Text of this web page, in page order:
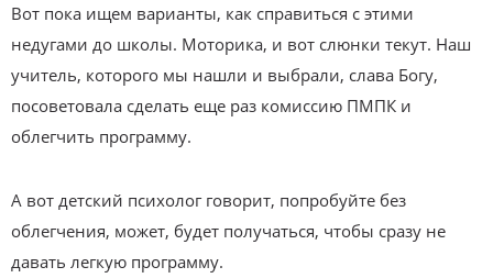
Вот пока ищем варианты, как справиться с этими
недугами до школы. Моторика, и вот слюнки текут. Наш
учитель, которого мы нашли и выбрали, слава Богу,
посоветовала сделать еще раз комиссию ПМПК и
облегчить программу.
А вот детский психолог говорит, попробуйте без
облегчения, может, будет получаться, чтобы сразу не
давать легкую программу.